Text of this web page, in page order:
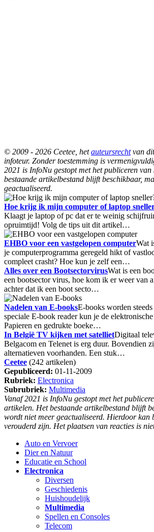
© 2009 - 2026 Ceetee, hetauteursrechtvan
infoteur. Zonder toestemming is
2021 is InfoNu gestopt met het publiceren
bestaande artikelbestand blijft beschikbaar,
geactualiseerd.
Hoe krijg ik mijn computer of laptop
Klaagt je laptop of pc dat er te weinig
opruimtijd! Volg de tips uit dit artikel…
EHBO voor een vastgelopen computerWat
je computerprogramma geregeld hikt of
compleet crasht? Hoe kun je zelf een…
Alles over een BootsectorvirusWat is een
een bootsector virus, hoe kom ik er weer van
achter dat ik een boot secto…
Nadelen van E-booksE-books worden
speciale E-book reader kun je de
Papieren en gedrukte boeke…
In België TV kijken met satellietDigitaal
Belgacom en Telenet is erg duur. Bovendien
alternatieven voorhanden. Een stuk…
Ceetee (242 artikelen)
Gepubliceerd: 01-11-2009
Rubriek: Electronica
Subrubriek: Multimedia
Vanaf 2021 is InfoNu gestopt met het
artikelen. Het bestaande artikelbestand blijft
wordt niet meer geactualiseerd. Hierdoor kan
verouderd zijn. Het plaatsen van reacties is
Auto en Vervoer
Dier en Natuur
Educatie en School
Electronica
Diversen
Geschiedenis
Huishoudelijk
Multimedia
Spellen en Consoles
Telecom